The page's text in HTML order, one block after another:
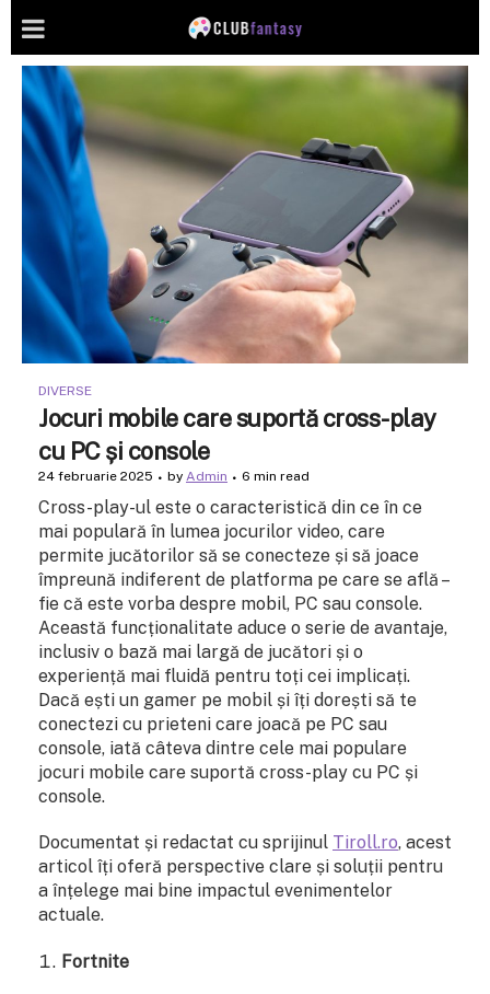
DIVERSE
Jocuri mobile care suportă cross-play
cu PC și console
24 februarie 2025 by Admin 6 min read
Cross-play-ul este o caracteristică din ce în ce
mai populară în lumea jocurilor video, care
permite jucătorilor să se conecteze și să joace
împreună indiferent de platforma pe care se află –
fie că este vorba despre mobil, PC sau console.
Această funcționalitate aduce o serie de avantaje,
inclusiv o bază mai largă de jucători și o
experiență mai fluidă pentru toți cei implicați.
Dacă ești un gamer pe mobil și îți dorești să te
conectezi cu prieteni care joacă pe PC sau
console, iată câteva dintre cele mai populare
jocuri mobile care suportă cross-play cu PC și
console.
Documentat și redactat cu sprijinul Tiroll.ro, acest
articol îți oferă perspective clare și soluții pentru
a înțelege mai bine impactul evenimentelor
actuale.
Fortnite